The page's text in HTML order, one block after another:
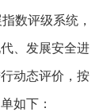
数评级系统，
、发展安全进
动态评价，按
如下：